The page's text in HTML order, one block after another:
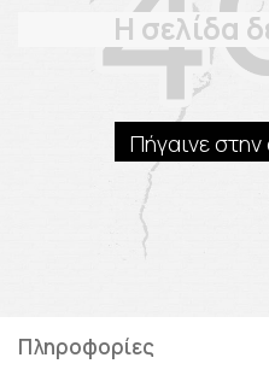
Η σελίδα
Πήγαινε
Πληροφορίες